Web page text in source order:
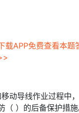
载APP免费查看本题
动导线作业过程中，
（ ）的后备保护措施